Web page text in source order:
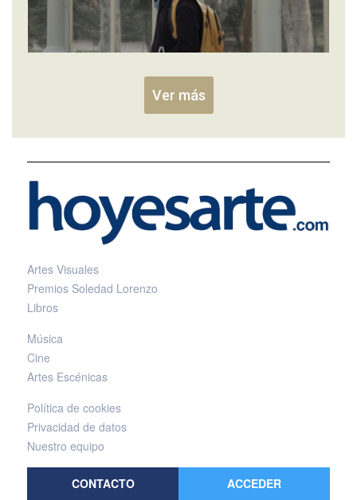
Ver más
Artes Visuales
Premios Soledad Lorenzo
Libros
Música
Cine
Artes Escénicas
Política de cookies
Privacidad de datos
Nuestro equipo
CONTACTO ACCEDER